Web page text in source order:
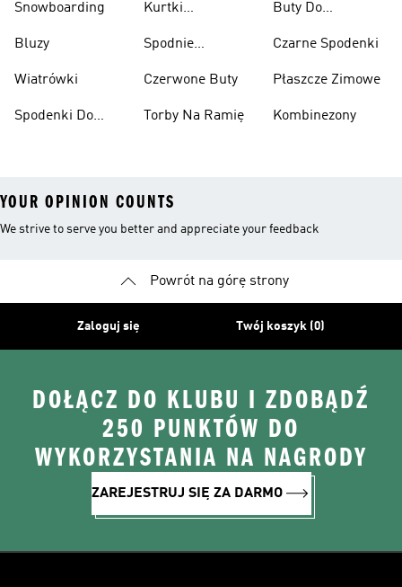
Snowboarding
Bluzy
Wiatrówki
Spodenki Do
Kurtki
Spodnie
Czerwone Buty
Torby Na Ramię
Buty Do
Czarne Spodenki
Płaszcze Zimowe
Kombinezony
YOUR OPINION COUNTS
We strive to serve you better and appreciate your feedback
Powrót na górę strony
Zaloguj się Twój koszyk (0)
DOŁĄCZ DO KLUBU I ZDOBĄDŹ
250 PUNKTÓW DO
WYKORZYSTANIA NA NAGRODY
ZAREJESTRUJ SIĘ ZA DARMO